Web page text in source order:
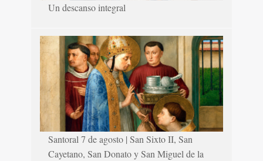
Un descanso integral
Santoral 7 de agosto | San Sixto II, San
Cayetano, San Donato y San Miguel de la